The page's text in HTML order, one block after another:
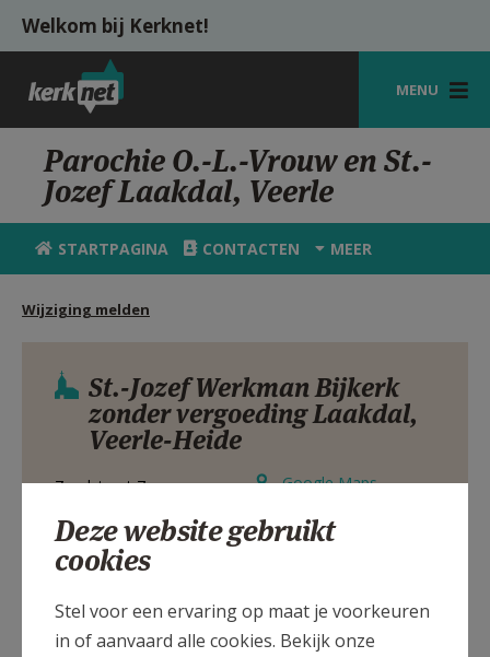
Overslaan en naar de inhoud gaan
Welkom bij Kerknet!
MENU
STARTPAGINA
KERK
VIERINGEN
HULP
MIJN PAROCHIE
AANMELDEN OF REGISTREREN
Parochie O.-L.-Vrouw en St.-
Jozef Laakdal, Veerle
STARTPAGINA CONTACTEN MEER
Wijziging melden
St.-Jozef Werkman Bijkerk
zonder vergoeding Laakdal,
Veerle-Heide
Zandstraat 7
Google Maps
Zandstraat 7, 2431 Veerle
Deze website gebruikt
cookies
Stel voor een ervaring op maat je voorkeuren
in of aanvaard alle cookies. Bekijk onze